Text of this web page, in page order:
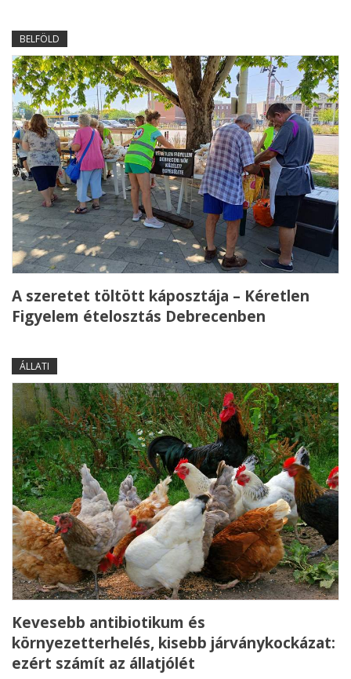
BELFÖLD
A szeretet töltött káposztája – Kéretlen
Figyelem ételosztás Debrecenben
ÁLLATI
Kevesebb antibiotikum és
környezetterhelés, kisebb járványkockázat:
ezért számít az állatjólét